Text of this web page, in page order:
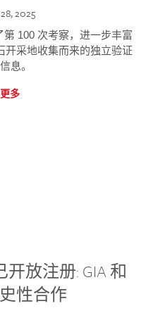
2025
100 次考察，进一步丰富
开采地收集而来的独立验证
息。
多
开放注册: GIA 和
性合作